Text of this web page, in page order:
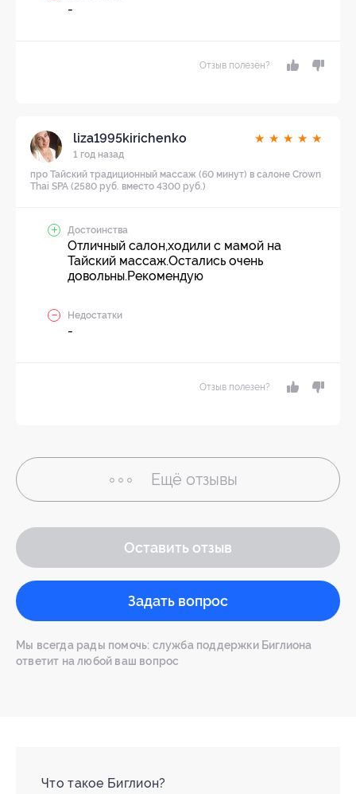
-
Отзыв полезен?
liza1995kirichenko
1 год назад
★ ★ ★ ★ ★
про Тайский традиционный массаж (60 минут) в салоне Crown
Thai SPA (2580 руб. вместо 4300 руб.)
Достоинства
Отличный салон,ходили с мамой на
Тайский массаж.Остались очень
довольны.Рекомендую
Недостатки
-
Отзыв полезен?
Ещё отзывы
Оставить отзыв
Задать вопрос
Мы всегда рады помочь: служба поддержки Биглиона
ответит на любой ваш вопрос
Что такое Биглион?